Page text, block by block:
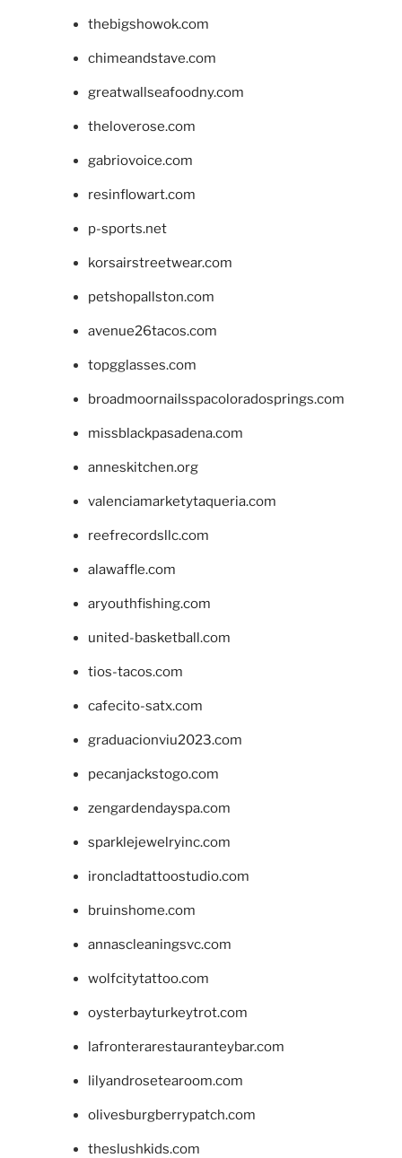
thebigshowok.com
chimeandstave.com
greatwallseafoodny.com
theloverose.com
gabriovoice.com
resinflowart.com
p-sports.net
korsairstreetwear.com
petshopallston.com
avenue26tacos.com
topgglasses.com
broadmoornailsspacoloradosprings.com
missblackpasadena.com
anneskitchen.org
valenciamarketytaqueria.com
reefrecordsllc.com
alawaffle.com
aryouthfishing.com
united-basketball.com
tios-tacos.com
cafecito-satx.com
graduacionviu2023.com
pecanjackstogo.com
zengardendayspa.com
sparklejewelryinc.com
ironcladtattoostudio.com
bruinshome.com
annascleaningsvc.com
wolfcitytattoo.com
oysterbayturkeytrot.com
lafronterarestauranteybar.com
lilyandrosetearoom.com
olivesburgberrypatch.com
theslushkids.com